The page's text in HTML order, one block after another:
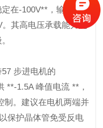
在-100V**，输出电流
其高电压承载能力尤
步进电机的
**-1.5A 峰值电流 **，
制。建议在电机两端并
保护晶体管免受反电